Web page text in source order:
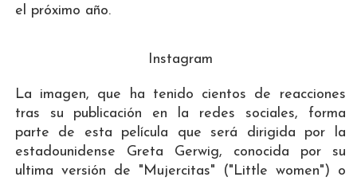
el próximo año.
Instagram
La imagen, que ha tenido cientos de reacciones
tras su publicación en la redes sociales, forma
parte de esta película que será dirigida por la
estadounidense Greta Gerwig, conocida por su
ultima versión de "Mujercitas" ("Little women") o